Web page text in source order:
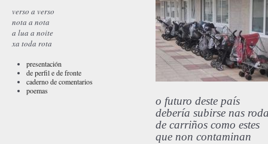
verso a verso
nota a nota
a lua a noite
xa toda rota
presentación
de perfil e de fronte
caderno de comentarios
poemas
o futuro deste país
debería subirse nas
de carriños como estes
que non contaminan